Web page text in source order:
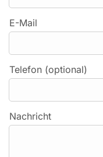
E-Mail
Telefon (optional)
Nachricht